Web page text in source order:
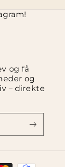
og få
og
– direkte